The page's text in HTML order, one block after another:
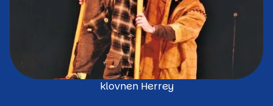
klovnen Herrey